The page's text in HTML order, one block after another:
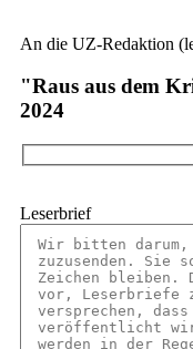
An die UZ-Redaktion
"Raus aus dem
2024
Leserbrief